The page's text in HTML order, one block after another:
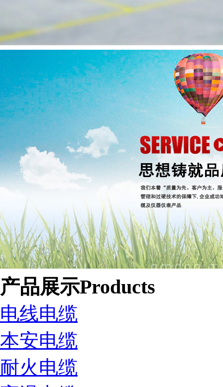
产品展示Products
电线电缆
本安电缆
耐火电缆